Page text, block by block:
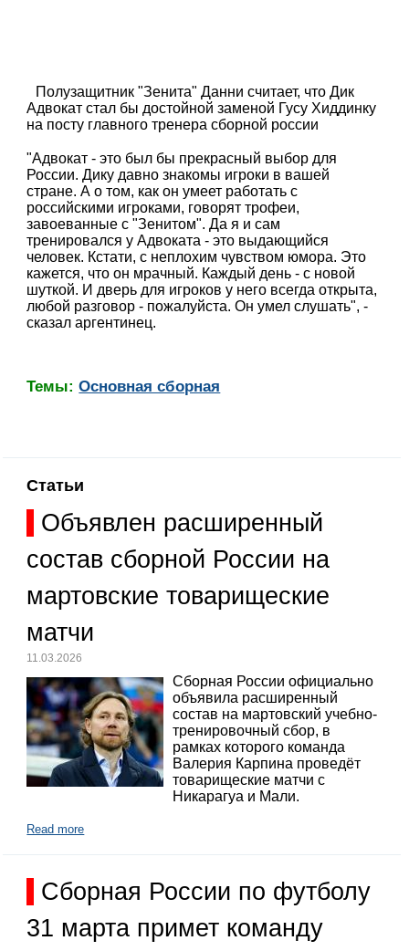
Полузащитник "Зенита" Данни считает, что Дик
Адвокат стал бы достойной заменой Гусу Хиддинку
на посту главного тренера сборной россии
"Адвокат - это был бы прекрасный выбор для
России. Дику давно знакомы игроки в вашей
стране. А о том, как он умеет работать с
российскими игроками, говорят трофеи,
завоеванные с "Зенитом". Да я и сам
тренировался у Адвоката - это выдающийся
человек. Кстати, с неплохим чувством юмора. Это
кажется, что он мрачный. Каждый день - с новой
шуткой. И дверь для игроков у него всегда открыта,
любой разговор - пожалуйста. Он умел слушать", -
сказал аргентинец.
Темы:Основная сборная
Статьи
Объявлен расширенный
состав сборной России на
мартовские товарищеские
матчи
11.03.2026
Сборная России официально
объявила расширенный
состав на мартовский учебно-
тренировочный сбор, в
рамках которого команда
Валерия Карпина проведёт
товарищеские матчи с
Никарагуа и Мали.
Read more
Сборная России по футболу
31 марта примет команду